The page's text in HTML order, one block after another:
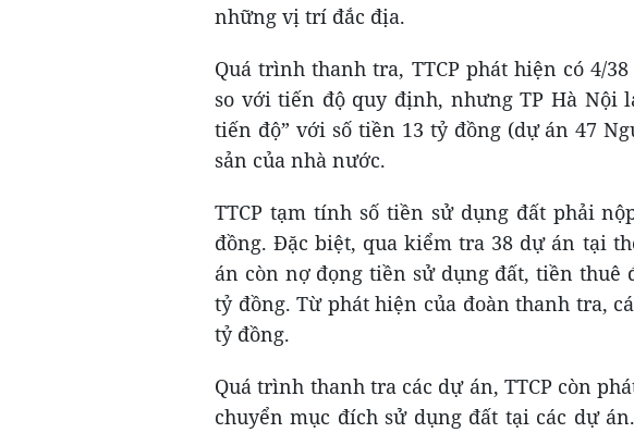
những vị trí đắc địa.
Quá trình thanh tra, TTCP phát hiện có 4/
so với tiến độ quy định, nhưng TP Hà Nội
tiến độ” với số tiền 13 tỷ đồng (dự án 47
sản của nhà nước.
TTCP tạm tính số tiền sử dụng đất phải
đồng. Đặc biệt, qua kiểm tra 38 dự án tại
án còn nợ đọng tiền sử dụng đất, tiền thuê
tỷ đồng. Từ phát hiện của đoàn thanh tra,
tỷ đồng.
Quá trình thanh tra các dự án, TTCP còn
chuyển mục đích sử dụng đất tại các dự